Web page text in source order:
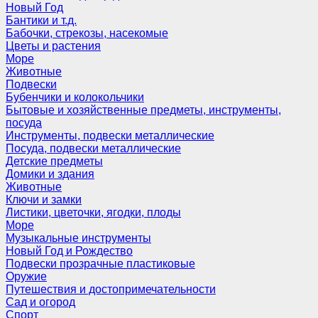
Новый Год
Бантики и т.д.
Бабочки, стрекозы, насекомые
Цветы и растения
Море
Животные
Подвески
Бубенчики и колокольчики
Бытовые и хозяйственные предметы, инструменты,
посуда
Инструменты, подвески металлические
Посуда, подвески металлические
Детские предметы
Домики и здания
Животные
Ключи и замки
Листики, цветочки, ягодки, плоды
Море
Музыкальные инструменты
Новый Год и Рождество
Подвески прозрачные пластиковые
Оружие
Путешествия и достопримечательности
Сад и огород
Спорт